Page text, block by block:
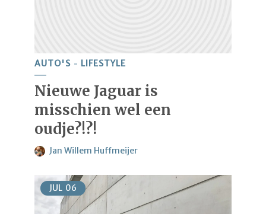
AUTO'S LIFESTYLE
Nieuwe Jaguar is
misschien wel een
oudje?!?!
Jan Willem Huffmeijer
JUL 06